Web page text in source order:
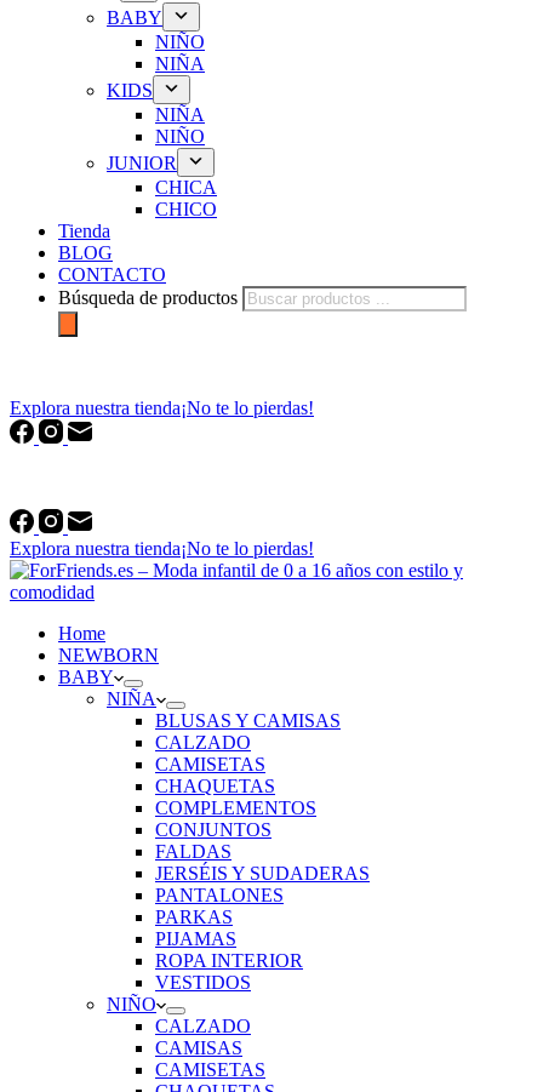
BABY
NIÑO
NIÑA
KIDS
NIÑA
NIÑO
JUNIOR
CHICA
CHICO
Tienda
BLOG
CONTACTO
Búsqueda de productos
Explora nuestra tienda¡No te lo pierdas!
Explora nuestra tienda¡No te lo pierdas!
Home
NEWBORN
BABY
NIÑA
BLUSAS Y CAMISAS
CALZADO
CAMISETAS
CHAQUETAS
COMPLEMENTOS
CONJUNTOS
FALDAS
JERSÉIS Y SUDADERAS
PANTALONES
PARKAS
PIJAMAS
ROPA INTERIOR
VESTIDOS
NIÑO
CALZADO
CAMISAS
CAMISETAS